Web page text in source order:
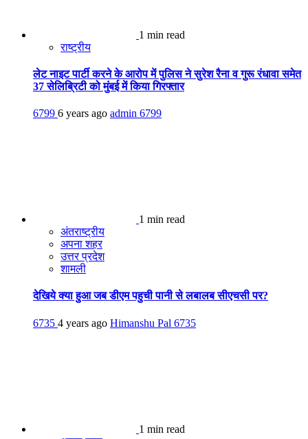
1 min read
राष्ट्रीय
लेट नाइट पार्टी करने के आरोप में पुलिस ने सुरेश रैना व गुरू रंधावा समेत
37 सेलिब्रिटी को मुंबई में किया गिरफ्तार
6799 6 years ago admin 6799
1 min read
अंतराष्ट्रीय
अपना शहर
उत्तर प्रदेश
शामली
देखिये क्या हुआ जब डीएम पहुची पानी से लबालब सीएचसी पर?
6735 4 years ago Himanshu Pal 6735
1 min read